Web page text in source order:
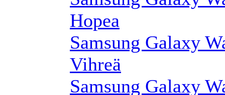
Hopea
Samsung Galaxy
Vihreä
Samsung Galaxy